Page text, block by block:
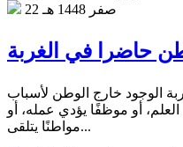
22 صفر 1448 هـ
حاضرا في الغربة
الوجود خارج الوطن لأسباب
أو موظفًا يؤدي عمله، أو
مواطنًا يتلقى...